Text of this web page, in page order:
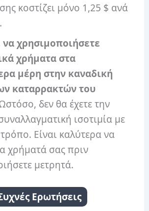
κοστίζει μόνο 1,25 $ ανά
χρησιμοποιήσετε
χρήματα στα
μέρη στην καναδική
καταρρακτών του
δεν θα έχετε την
ισοτιμία με
Είναι καλύτερα να
χρήματά σας πριν
μετρητά.
Ερωτήσεις